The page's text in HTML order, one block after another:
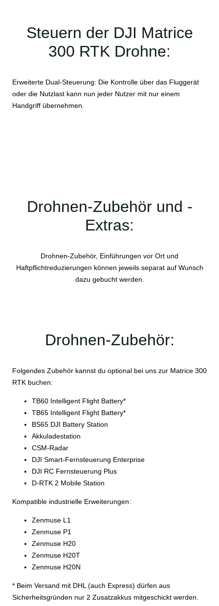
Steuern der DJI Matrice
300 RTK Drohne:
Erweiterte Dual-Steuerung: Die Kontrolle über das Fluggerät
oder die Nutzlast kann nun jeder Nutzer mit nur einem
Handgriff übernehmen.
Drohnen-Zubehör und -
Extras:
Drohnen-Zubehör, Einführungen vor Ort und
Haftpflichtreduzierungen können jeweils separat auf Wunsch
dazu gebucht werden.
Drohnen-Zubehör:
Folgendes Zubehör kannst du optional bei uns zur Matrice 300
RTK buchen:
TB60 Intelligent Flight Battery*
TB65 Intelligent Flight Battery*
BS65 DJI Battery Station
Akkuladestation
CSM-Radar
DJI Smart-Fernsteuerung Enterprise
DJI RC Fernsteuerung Plus
D-RTK 2 Mobile Station
Kompatible industrielle Erweiterungen:
Zenmuse L1
Zenmuse P1
Zenmuse H20
Zenmuse H20T
Zenmuse H20N
* Beim Versand mit DHL (auch Express) dürfen aus
Sicherheitsgründen nur 2 Zusatzakkus mitgeschickt werden.